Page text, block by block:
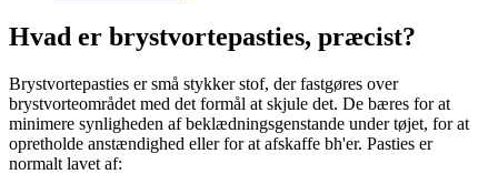
Hvad er brystvortepasties, præcist?
Brystvortepasties er små stykker stof, der fastgøres over
brystvorteområdet med det formål at skjule det. De bæres for at
minimere synligheden af beklædningsgenstande under tøjet, for at
opretholde anstændighed eller for at afskaffe bh'er. Pasties er
normalt lavet af: